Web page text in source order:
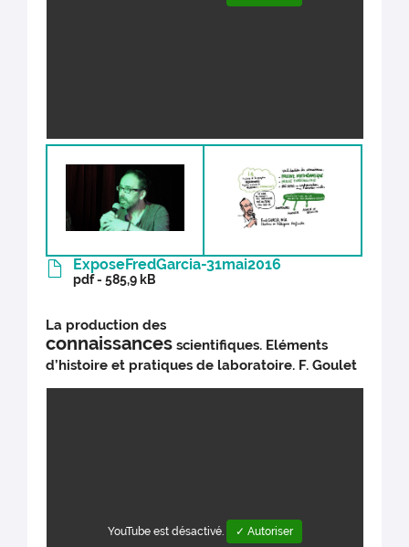
ExposeFredGarcia-31mai2016
pdf - 585,9 kB
La production des
connaissances scientifiques. Eléments
d’histoire et pratiques de laboratoire. F. Goulet
YouTube est désactivé. ✓ Autoriser